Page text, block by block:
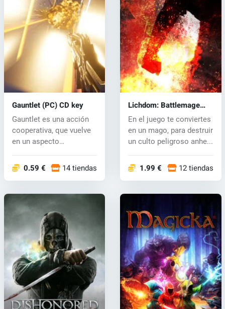
Gauntlet (PC) CD key
Gauntlet es una acción
cooperativa, que vuelve
en un aspecto
0.59 € 14 tiendas
Lichdom: Battlemage
(PC) CD key
En el juego te conviertes
en un mago, para destruir
un culto peligroso anhe...
1.99 € 12 tiendas